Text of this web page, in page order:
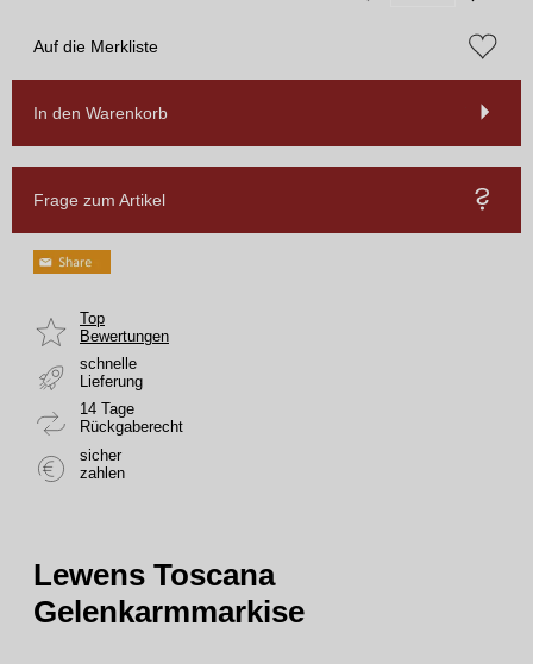
Auf die Merkliste
In den Warenkorb
Frage zum Artikel
Top
Bewertungen
schnelle
Lieferung
14 Tage
Rückgaberecht
sicher
zahlen
Lewens Toscana
Gelenkarmmarkise